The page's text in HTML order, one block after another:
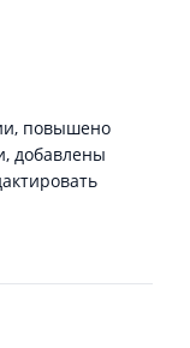
повышено
добавлены